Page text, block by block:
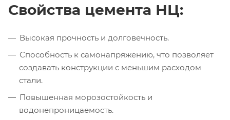
Свойства цемента НЦ:
Высокая прочность и долговечность.
Способность к самонапряжению, что позволяет
создавать конструкции с меньшим расходом
стали.
Повышенная морозостойкость и
водонепроницаемость.